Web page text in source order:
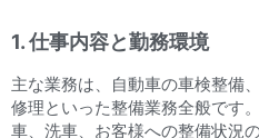
1. 仕事内容と勤務環境
主な業務は、自動車の車検整備
修理といった整備業務全般です
車、洗車、お客様への整備状況